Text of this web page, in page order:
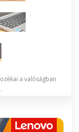
a valóságban